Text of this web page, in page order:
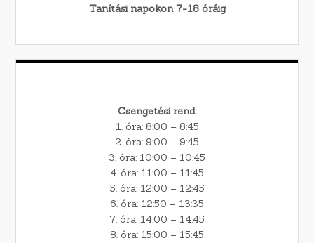
Tanítási napokon 7-18 óráig
Csengetési rend:
1. óra: 8:00 – 8:45
2. óra: 9:00 – 9:45
3. óra: 10:00 – 10:45
4. óra: 11:00 – 11:45
5. óra: 12:00 – 12:45
6. óra: 12:50 – 13:35
7. óra: 14:00 – 14:45
8. óra: 15:00 – 15:45